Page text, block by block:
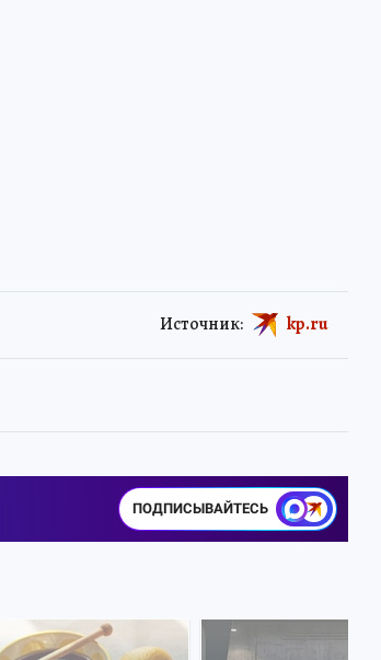
Источник: kp.ru
ПОДПИСЫВАЙТЕСЬ